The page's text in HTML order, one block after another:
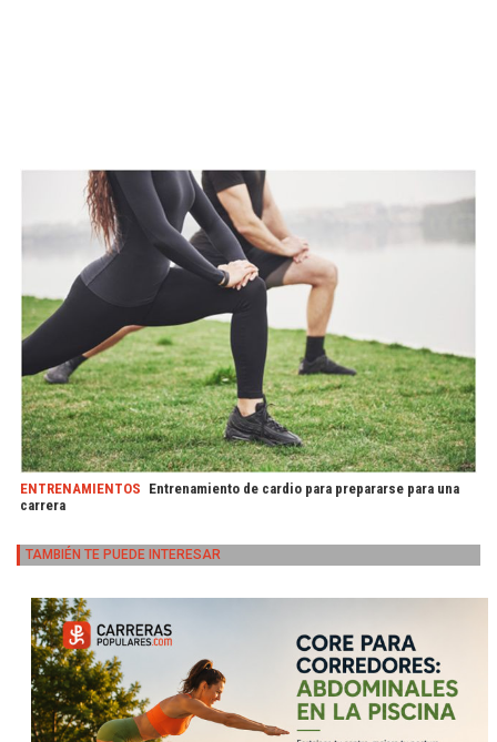
ENTRENAMIENTOS Entrenamiento de cardio para prepararse para una
carrera
TAMBIÉN TE PUEDE INTERESAR